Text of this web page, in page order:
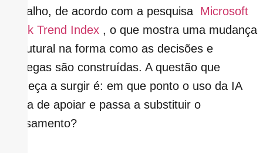
trabalho, de acordo com a pesquisa Microsoft
Work Trend Index , o que mostra uma mudança
estrutural na forma como as decisões e
entregas são construídas. A questão que
começa a surgir é: em que ponto o uso da IA
deixa de apoiar e passa a substituir o
pensamento?